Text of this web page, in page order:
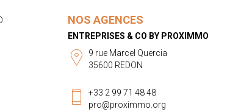
NOS AGENCES
ENTREPRISES & CO BY PROXIMMO
9 rue Marcel Quercia
35600 REDON
+33 2 99 71 48 48
pro@proximmo.org